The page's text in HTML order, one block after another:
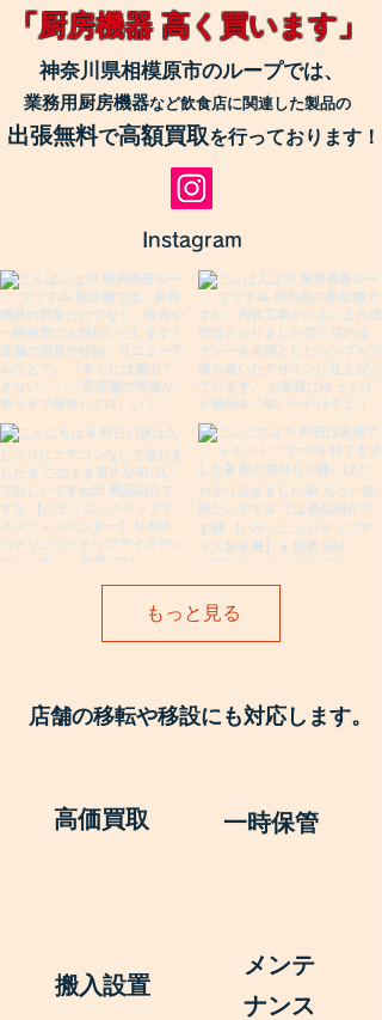
「厨房機器 高く買います」
業務用厨房機器など飲食店に関連した製品の
神奈川県相模原市のループでは、
出張無料で高額買取を行っております！
Instagram
もっと見る
店舗の移転や移設にも対応します。
高価買取
搬入設置
一時保管
メンテ
ナンス